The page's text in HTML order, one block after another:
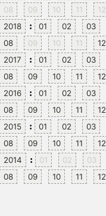
08
09 10 11
12
2018
: 01 02 03
08
09 10 11
12
2017
: 01 02 03
08
09 10 11
12
2016
: 01 02 03
08
09 10 11
12
2015
: 01 02 03
08
09 10 11
12
2014
: 01 02 03
08
09 10 11 12